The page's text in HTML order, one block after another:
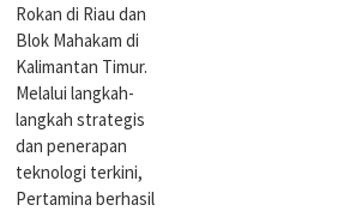
Rokan di Riau dan
Blok Mahakam di
Kalimantan Timur.
Melalui langkah-
langkah strategis
dan penerapan
teknologi terkini,
Pertamina berhasil